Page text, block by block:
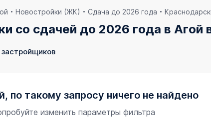
Новостройки (ЖК) Сдача до 2026 года
со сдачей до 2026 года в Агой
по такому запросу ничего не найдено
изменить параметры фильтра